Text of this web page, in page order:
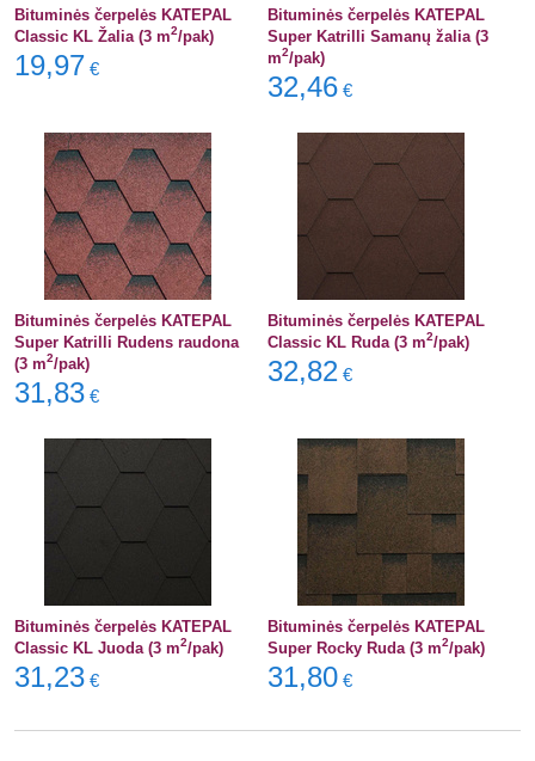
Bituminės čerpelės KATEPAL
Classic KL Žalia (3 m2/pak)
19,97 €
Bituminės čerpelės KATEPAL
Super Katrilli Samanų žalia (3
m2/pak)
32,46 €
Bituminės čerpelės KATEPAL
Super Katrilli Rudens raudona
(3 m2/pak)
31,83 €
Bituminės čerpelės KATEPAL
Classic KL Ruda (3 m2/pak)
32,82 €
Bituminės čerpelės KATEPAL
Classic KL Juoda (3 m2/pak)
31,23 €
Bituminės čerpelės KATEPAL
Super Rocky Ruda (3 m2/pak)
31,80 €